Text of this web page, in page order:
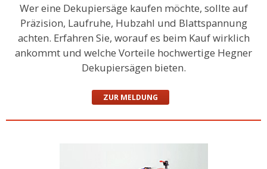
Wer eine Dekupiersäge kaufen möchte, sollte auf
Präzision, Laufruhe, Hubzahl und Blattspannung
achten. Erfahren Sie, worauf es beim Kauf wirklich
ankommt und welche Vorteile hochwertige Hegner
Dekupiersägen bieten.
ZUR MELDUNG